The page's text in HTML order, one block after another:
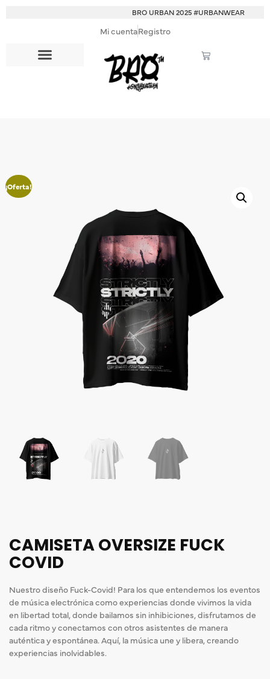
BRO URBAN 2025 #URBANWEAR
Mi cuentaRegistro
¡Oferta!
CAMISETA OVERSIZE FUCK
COVID
Nuestro diseño Fuck-Covid! Para los que entendemos los eventos
de música electrónica como experiencias donde vivimos la vida
en libertad total, donde bailamos sin inhibiciones, disfrutamos de
cada ritmo y conectamos con otros asistentes de manera
auténtica y espontánea. Aquí, la música une y libera, creando
experiencias inolvidables.